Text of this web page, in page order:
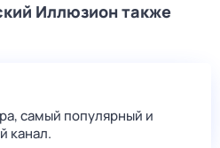
Иллюзион также
самый популярный и
канал.